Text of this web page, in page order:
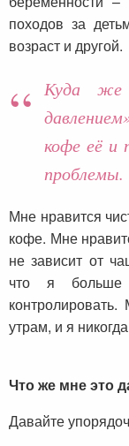
походов за
возраст и другой.
Куда же
кофе её и
проблемы.
Мне нравится
кофе. Мне
не зависит от
что я
утрам, и я
Что же мне это
Давайте